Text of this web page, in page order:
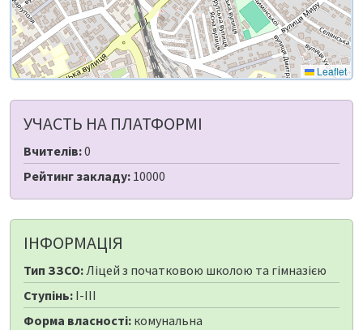
Leaflet
УЧАСТЬ НА ПЛАТФОРМІ
Вчителів:0
Рейтинг закладу: 10000
ІНФОРМАЦІЯ
Тип ЗЗСО:Ліцей з початковою школою та гімназією
Ступінь: I-III
Форма власності: комунальна